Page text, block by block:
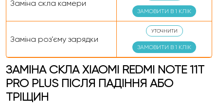
Заміна скла камери
ЗАМОВИТИ В 1 КЛІК
Заміна роз’єму зарядки
УТОЧНИТИ
ЗАМОВИТИ В 1 КЛІК
ЗАМІНА СКЛА XIAOMI REDMI NOTE 11T
PRO PLUS ПІСЛЯ ПАДІННЯ АБО
ТРІЩИН